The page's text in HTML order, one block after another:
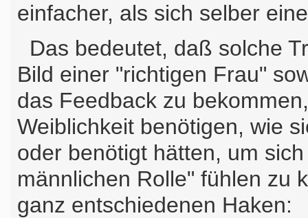
einfacher, als sich selber
Das bedeutet, daß solche
Bild einer "richtigen Frau"
das Feedback zu
Weiblichkeit benötigen, wie
oder benötigt hätten, um
männlichen Rolle" fühlen zu
ganz entschiedenen Haken: